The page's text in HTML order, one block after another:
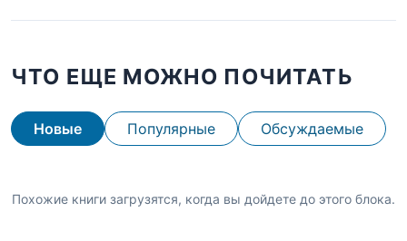
ЧТО ЕЩЕ МОЖНО ПОЧИТАТЬ
Новые Популярные Обсуждаемые
Похожие книги загрузятся, когда вы дойдете до этого блока.